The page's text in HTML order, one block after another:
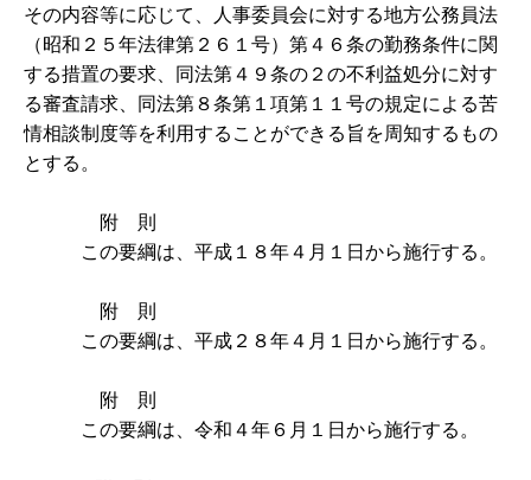
その内容等に応じて、人事委員会に対する地方公務員法
（昭和２５年法律第２６１号）第４６条の勤務条件に関
する措置の要求、同法第４９条の２の不利益処分に対す
る審査請求、同法第８条第１項第１１号の規定による苦
情相談制度等を利用することができる旨を周知するもの
とする。
附 則
この要綱は、平成１８年４月１日から施行する。
附 則
この要綱は、平成２８年４月１日から施行する。
附 則
この要綱は、令和４年６月１日から施行する。